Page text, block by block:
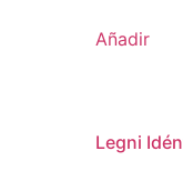
Añadir
Legni